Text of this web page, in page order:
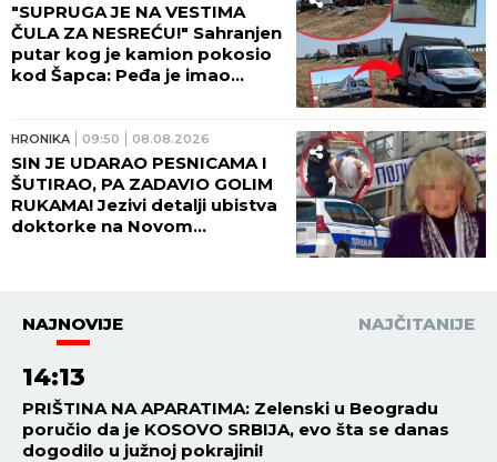
"SUPRUGA JE NA VESTIMA
ČULA ZA NESREĆU!" Sahranjen
putar kog je kamion pokosio
kod Šapca: Peđa je imao
HRONIKA 09:50 08.08.2026
SIN JE UDARAO PESNICAMA I
ŠUTIRAO, PA ZADAVIO GOLIM
RUKAMA! Jezivi detalji ubistva
doktorke na Novom
NAJNOVIJE
NAJČITANIJE
14:13
PRIŠTINA NA APARATIMA: Zelenski u Beogradu
poručio da je KOSOVO SRBIJA, evo šta se danas
dogodilo u južnoj pokrajini!